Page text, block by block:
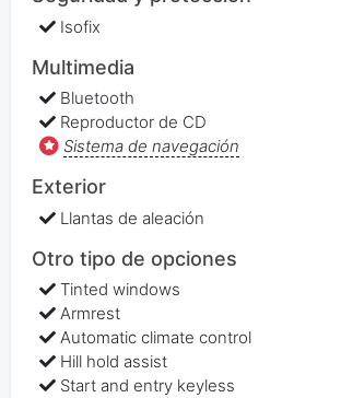
Isofix
Multimedia
Bluetooth
Reproductor de CD
Sistema de navegación
Exterior
Llantas de aleación
Otro tipo de opciones
Tinted windows
Armrest
Automatic climate control
Hill hold assist
Start and entry keyless